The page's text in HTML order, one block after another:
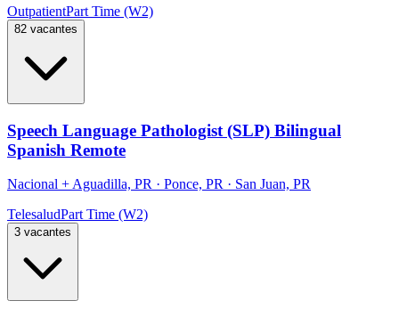
OutpatientPart Time (W2)
82 vacantes
Speech Language Pathologist (SLP) Bilingual
Spanish Remote
Nacional + Aguadilla, PR · Ponce, PR · San Juan, PR
TelesaludPart Time (W2)
3 vacantes